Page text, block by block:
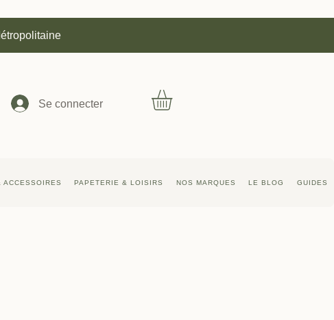
Se connecter
ACCESSOIRES PAPETERIE & LOISIRS NOS MARQUES LE BLOG GUIDES